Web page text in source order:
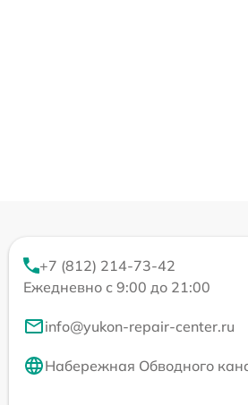
+7 (812) 214-73-42
Ежедневно с 9:00 до 21:00
info@yukon-repair-center.ru
Набережная Обводного